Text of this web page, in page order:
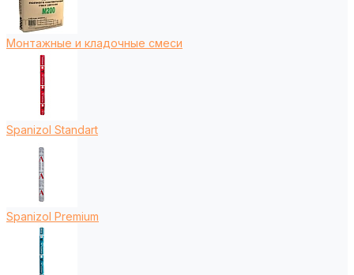
Монтажные и кладочные смеси
Spanizol Standart
Spanizol Premium